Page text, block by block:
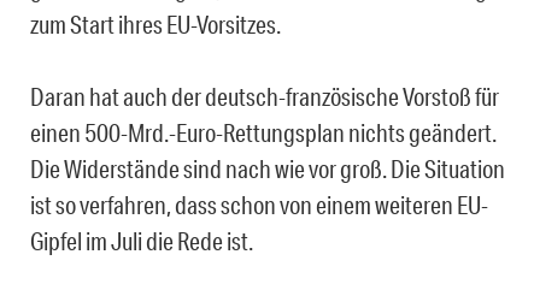
zum Start ihres EU-Vorsitzes.
Daran hat auch der deutsch-französische Vorstoß für
einen 500-Mrd.-Euro-Rettungsplan nichts geändert.
Die Widerstände sind nach wie vor groß. Die Situation
ist so verfahren, dass schon von einem weiteren EU-
Gipfel im Juli die Rede ist.